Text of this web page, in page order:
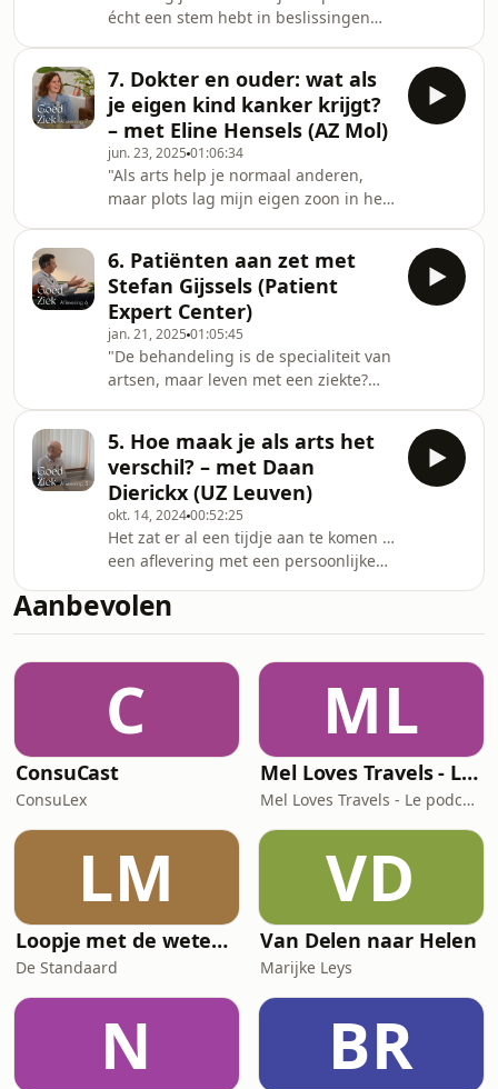
tegenaan liepen in de zorg: eindeloze
wachttijden op cruciale momenten,
gebrek
écht een stem hebt in beslissingen
behandeling? Dr. Bert Aertgeerts (KU
Leuven, pionier evidence-based
medicine) en Dr. Lien Mertens
(huisarts en onderzoeker) delen
verhalen uit hun praktijk over
momenten waarop 'shared decision
making' het verschil maakte.We
hebben het over 'drie go
7. Dokter en ouder: wat als
je eigen kind kanker krijgt?
– met Eline Hensels (AZ Mol)
jun. 23, 2025 01:06:34
"Als arts help je normaal anderen,
maar plots lag mijn eigen zoon in het
in Mol, maar ook mama van een
kankerpatiënt sinds haar zoontje Leon
een hersentumor kreeg.Hoe voelt het
om plots aan de andere kant van het
bed te staan? Wat maakt
zorgtrajecten (onnodig) zwaar en
welke lichtpuntjes maken het een
beetje draaglijker?
6. Patiënten aan zet met
Stefan Gijssels (Patient
Expert Center)
jan. 21, 2025 01:05:45
"De behandeling is de specialiteit van
artsen, maar leven met een ziekte?
voorzitter van het Patient Expert
Center, waarom het zo belangrijk is
om patiënten een stem te geven in de
zorg.We zoomen in op de rol van
patiëntenverenigingen en hoe zij zorg
écht compleet kunnen maken. Samen
verkennen we een toekomst waarin
patiëntenvereni
5. Hoe maak je als arts het
verschil? – met Daan
Dierickx (UZ Leuven)
okt. 14, 202400:52:25
Het zat er al een tijdje aan te komen …
een aflevering met een persoonlijke
dat zelf niet graag: Dokter Daan
Dierickx, hematoloog bij UZ Leuven en
tijdens haar strijd tegen
lymfeklierkanker.We spreken met
Daan over de manier waarop je als
arts het verschil maakt, waarom
empathie zo belangrijk is en de
noodzaak voor een meer
Aanbevolen
C
ConsuCast
ConsuLex
ML
Mel Loves Travels - Le podcast belge du voyage
Mel Loves Travels - Le podcast belge du voyage
LM
Loopje met de wetenschap
De Standaard
VD
Van Delen naar Helen
Marijke Leys
N BR